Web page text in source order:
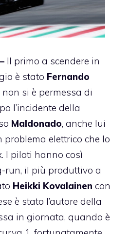
Il primo a scendere in
è stato Fernando
non si è permessa di
l’incidente della
Maldonado, anche lui
problema elettrico che lo
I piloti hanno così
run, il più produttivo a
Heikki Kovalainen con
è stato l’autore della
in giornata, quando è